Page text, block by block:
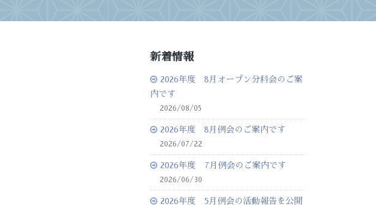
新着情報
2026年度 8月オープン分科会のご案
内です
2026/08/05
2026年度 8月例会のご案内です
2026/07/22
2026年度 7月例会のご案内です
2026/06/30
2026年度 5月例会の活動報告を公開